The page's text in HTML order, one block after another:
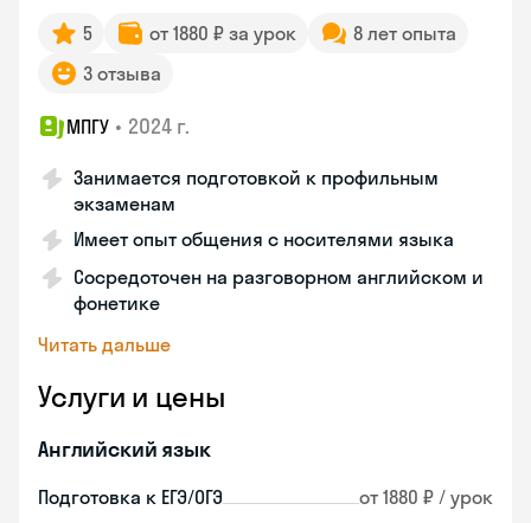
5 от 1880 ₽ за урок
8 лет опыта
3 отзыва
МПГУ • 2024 г.
Занимается подготовкой к профильным
экзаменам
Имеет опыт общения с носителями языка
Сосредоточен на разговорном английском и
фонетике
Читать дальше
Услуги и цены
Английский язык
Подготовка к ЕГЭ/ОГЭ от 1880 ₽ / урок